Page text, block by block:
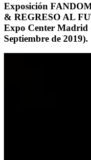
Exposición
& REGRESO AL
Expo Center Madrid
Septiembre de 2019).